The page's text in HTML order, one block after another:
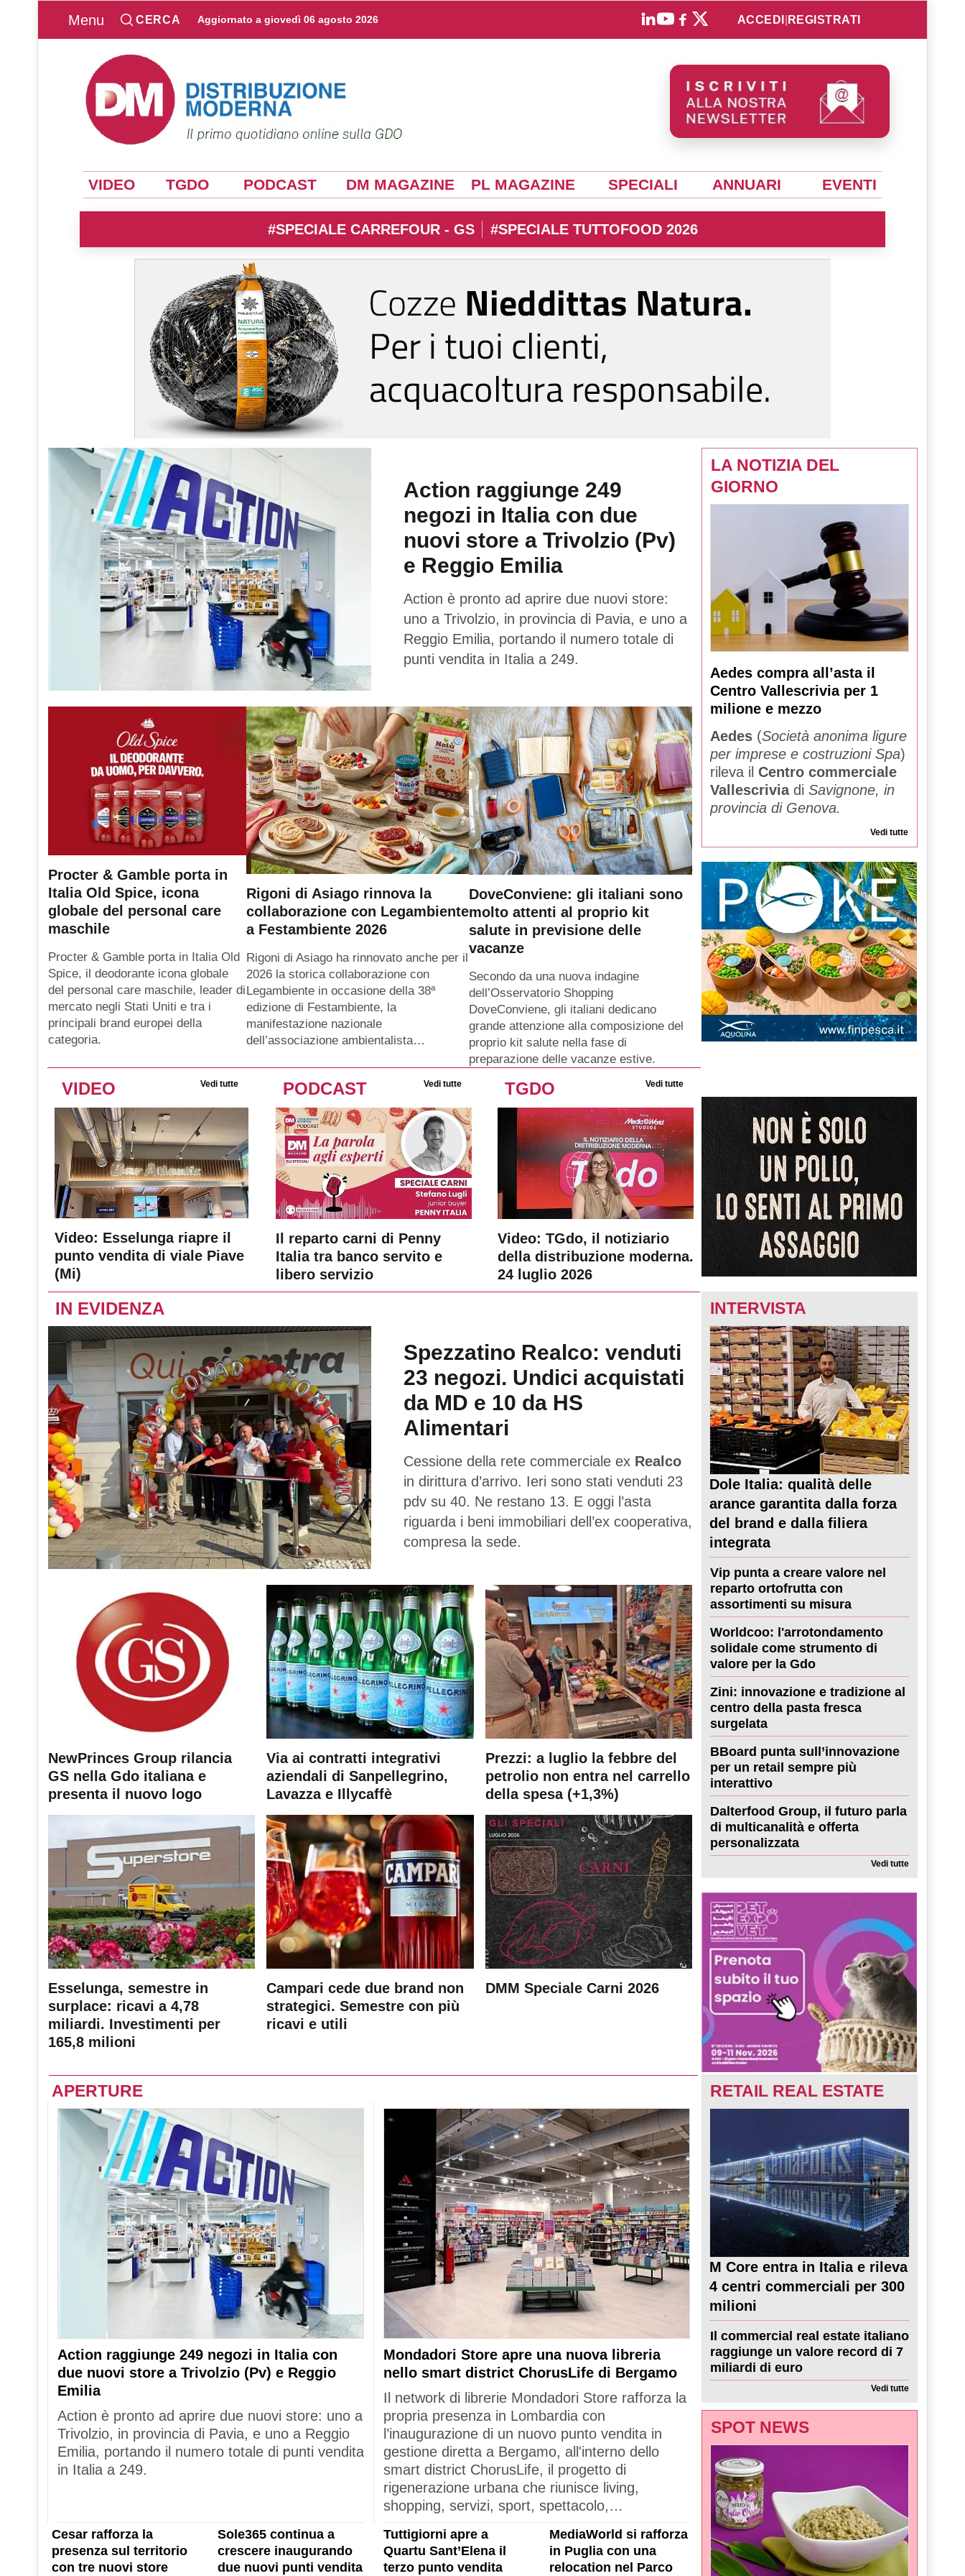
Menu CERCA Aggiornato a giovedì 06 agosto 2026 ACCEDI REGISTRATI
VIDEO TGDO PODCAST DM MAGAZINE PL MAGAZINE SPECIALI ANNUARI EVENTI
#SPECIALE CARREFOUR - GS #SPECIALE TUTTOFOOD 2026
Action raggiunge 249
negozi in Italia con due
nuovi store a Trivolzio (Pv)
e Reggio Emilia
Action è pronto ad aprire due nuovi store:
uno a Trivolzio, in provincia di Pavia, e uno a
Reggio Emilia, portando il numero totale di
punti vendita in Italia a 249.
Procter & Gamble porta in
Italia Old Spice, icona
globale del personal care
maschile
Procter & Gamble porta in Italia Old
Spice, il deodorante icona globale
del personal care maschile, leader di
mercato negli Stati Uniti e tra i
principali brand europei della
categoria.
Rigoni di Asiago rinnova la
collaborazione con Legambiente
a Festambiente 2026
Rigoni di Asiago ha rinnovato anche per il
2026 la storica collaborazione con
Legambiente in occasione della 38ª
edizione di Festambiente, la
manifestazione nazionale
dell’associazione ambientalista…
DoveConviene: gli italiani sono
molto attenti al proprio kit
salute in previsione delle
vacanze
Secondo da una nuova indagine
dell’Osservatorio Shopping
DoveConviene, gli italiani dedicano
grande attenzione alla composizione del
proprio kit salute nella fase di
preparazione delle vacanze estive.
LA NOTIZIA DEL
GIORNO
Aedes compra all’asta il
Centro Vallescrivia per 1
milione e mezzo
Aedes (Società anonima ligure
per imprese e costruzioni Spa)
rileva il Centro commerciale
Vallescriviadi Savignone, in
provincia di Genova.
Vedi tutte
VIDEO Vedi tutte
Video: Esselunga riapre il
punto vendita di viale Piave
(Mi)
PODCAST Vedi tutte
Il reparto carni di Penny
Italia tra banco servito e
libero servizio
TGDO Vedi tutte
Video: TGdo, il notiziario
della distribuzione moderna.
24 luglio 2026
IN EVIDENZA
Spezzatino Realco: venduti
23 negozi. Undici acquistati
da MD e 10 da HS
Alimentari
Cessione della rete commerciale ex Realco
in dirittura d’arrivo. Ieri sono stati venduti 23
pdv su 40. Ne restano 13. E oggi l’asta
riguarda i beni immobiliari dell’ex cooperativa,
compresa la sede.
NewPrinces Group rilancia
GS nella Gdo italiana e
presenta il nuovo logo
Via ai contratti integrativi
aziendali di Sanpellegrino,
Lavazza e Illycaffè
Prezzi: a luglio la febbre del
petrolio non entra nel carrello
della spesa (+1,3%)
Esselunga, semestre in
surplace: ricavi a 4,78
miliardi. Investimenti per
165,8 milioni
Campari cede due brand non
strategici. Semestre con più
ricavi e utili
DMM Speciale Carni 2026
INTERVISTA
Dole Italia: qualità delle
arance garantita dalla forza
del brand e dalla filiera
integrata
Vip punta a creare valore nel
reparto ortofrutta con
assortimenti su misura
Worldcoo: l'arrotondamento
solidale come strumento di
valore per la Gdo
Zini: innovazione e tradizione al
centro della pasta fresca
surgelata
BBoard punta sull’innovazione
per un retail sempre più
interattivo
Dalterfood Group, il futuro parla
di multicanalità e offerta
personalizzata
Vedi tutte
APERTURE
Action raggiunge 249 negozi in Italia con
due nuovi store a Trivolzio (Pv) e Reggio
Emilia
Action è pronto ad aprire due nuovi store: uno a
Trivolzio, in provincia di Pavia, e uno a Reggio
Emilia, portando il numero totale di punti vendita
in Italia a 249.
Mondadori Store apre una nuova libreria
nello smart district ChorusLife di Bergamo
Il network di librerie Mondadori Store rafforza la
propria presenza in Lombardia con
l’inaugurazione di un nuovo punto vendita in
gestione diretta a Bergamo, all'interno dello
smart district ChorusLife, il progetto di
rigenerazione urbana che riunisce living,
shopping, servizi, sport, spettacolo,…
Cesar rafforza la
presenza sul territorio
con tre nuovi store
Sole365 continua a
crescere inaugurando
due nuovi punti vendita
Tuttigiorni apre a
Quartu Sant’Elena il
terzo punto vendita
MediaWorld si rafforza
in Puglia con una
relocation nel Parco
RETAIL REAL ESTATE
M Core entra in Italia e rileva
4 centri commerciali per 300
milioni
Il commercial real estate italiano
raggiunge un valore record di 7
miliardi di euro
Vedi tutte
SPOT NEWS